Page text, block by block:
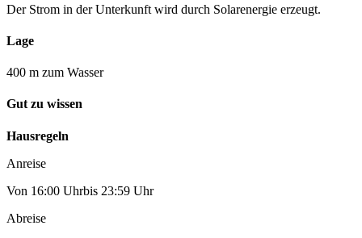
Der Strom in der Unterkunft wird durch Solarenergie erzeugt.
Lage
400 m zum Wasser
Gut zu wissen
Hausregeln
Anreise
Von 16:00 Uhrbis 23:59 Uhr
Abreise